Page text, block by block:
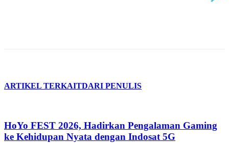
ARTIKEL TERKAITDARI PENULIS
HoYo FEST 2026, Hadirkan Pengalaman Gaming
ke Kehidupan Nyata dengan Indosat 5G